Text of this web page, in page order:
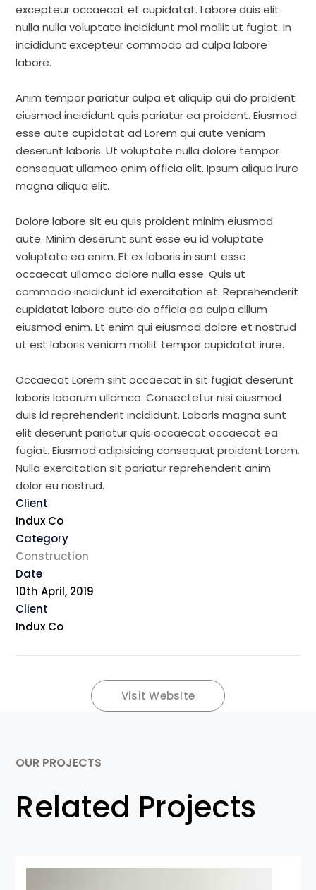
excepteur occaecat et cupidatat. Labore duis elit
nulla nulla voluptate incididunt mol mollit ut fugiat. In
incididunt excepteur commodo ad culpa labore
labore.
Anim tempor pariatur culpa et aliquip qui do proident
eiusmod incididunt quis pariatur ea proident. Eiusmod
esse aute cupidatat ad Lorem qui aute veniam
deserunt laboris. Ut voluptate nulla dolore tempor
consequat ullamco enim officia elit. Ipsum aliqua irure
magna aliqua elit.
Dolore labore sit eu quis proident minim eiusmod
aute. Minim deserunt sunt esse eu id voluptate
voluptate ea enim. Et ex laboris in sunt esse
occaecat ullamco dolore nulla esse. Quis ut
commodo incididunt id exercitation et. Reprehenderit
cupidatat labore aute do officia ea culpa cillum
eiusmod enim. Et enim qui eiusmod dolore et nostrud
ut est laboris veniam mollit tempor cupidatat irure.
Occaecat Lorem sint occaecat in sit fugiat deserunt
laboris laborum ullamco. Consectetur nisi eiusmod
duis id reprehenderit incididunt. Laboris magna sunt
elit deserunt pariatur quis occaecat occaecat ea
fugiat. Eiusmod adipisicing consequat proident Lorem.
Nulla exercitation sit pariatur reprehenderit anim
dolor eu nostrud.
Client
Indux Co
Category
Construction
Date
10th April, 2019
Client
Indux Co
Visit Website
OUR PROJECTS
Related Projects